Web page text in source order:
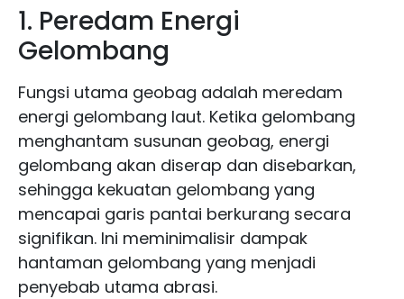
1. Peredam Energi
Gelombang
Fungsi utama geobag adalah meredam
energi gelombang laut. Ketika gelombang
menghantam susunan geobag, energi
gelombang akan diserap dan disebarkan,
sehingga kekuatan gelombang yang
mencapai garis pantai berkurang secara
signifikan. Ini meminimalisir dampak
hantaman gelombang yang menjadi
penyebab utama abrasi.